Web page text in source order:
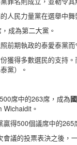
人民力量黨在選舉中
成為第二大黨。
前期執政的泰愛泰黨
獲得多數選民的支持
黨）。
席中的263席，成為
。
得500個議席中的265
議的投票表決之後